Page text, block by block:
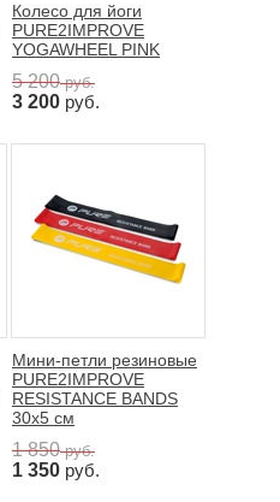
Колесо для йоги
PURE2IMPROVE
YOGAWHEEL PINK
5 200руб.
3 200 руб.
Мини-петли резиновые
PURE2IMPROVE
RESISTANCE BANDS
30x5 см
1 850руб.
1 350 руб.